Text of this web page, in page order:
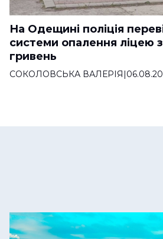
На Одещині поліція
системи опалення ліцею
гривень
СОКОЛОВСЬКА ВАЛЕРІЯ|